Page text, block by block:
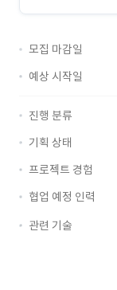
모집 마감일
예상 시작일
진행 분류
기획 상태
프로젝트 경험
협업 예정 인력
관련 기술